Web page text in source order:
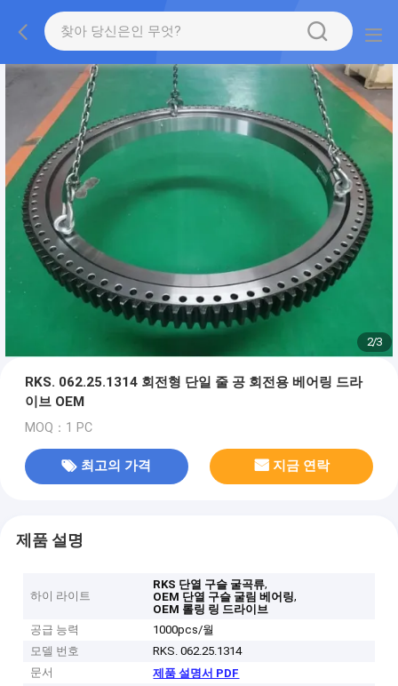
2/3
RKS. 062.25.1314 회전형 단일 줄 공 회전용 베어링 드라
이브 OEM
MOQ：1 PC
최고의 가격 지금 연락
제품 설명
하이 라이트
RKS 단열 구슬 굴곡류,
OEM 단열 구슬 굴림 베어링,
OEM 롤링 링 드라이브
공급 능력
1000pcs/월
모델 번호
RKS. 062.25.1314
문서
제품 설명서 PDF